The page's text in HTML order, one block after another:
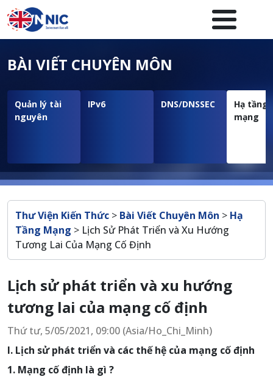
Nhảy đến nội dung
Menuheader của website
BÀI VIẾT CHUYÊN MÔN
Quản lý tài
nguyên
IPv6 DNS/DNSSEC
Hạ tầng
mạng
Breadcrumb
Thư Viện Kiến Thức > Bài Viết Chuyên Môn > Hạ
Tầng Mạng > Lịch Sử Phát Triển và Xu Hướng
Tương Lai Của Mạng Cố Định
Lịch sử phát triển và xu hướng
tương lai của mạng cố định
Thứ tư, 5/05/2021, 09:00 (Asia/Ho_Chi_Minh)
I. Lịch sử phát triển và các thế hệ của mạng cố định
1. Mạng cố định là gì ?